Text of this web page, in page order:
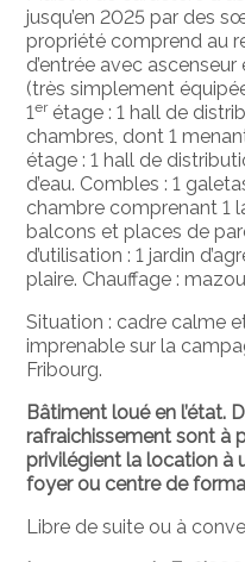
jusqu’en 2025 par des
propriété comprend au
d’entrée avec
(très simplement
1erétage : 1 hall de
chambres, dont 1
étage : 1 hall de
d’eau. Combles : 1
chambre comprenant 1
balcons et places de
d’utilisation : 1 jardin
plaire. Chauffage :
Situation : cadre calme
imprenable sur la
Fribourg.
Bâtiment loué en l’état.
rafraichissement sont à
privilégient la location à
foyer ou centre de
Libre de suite ou à